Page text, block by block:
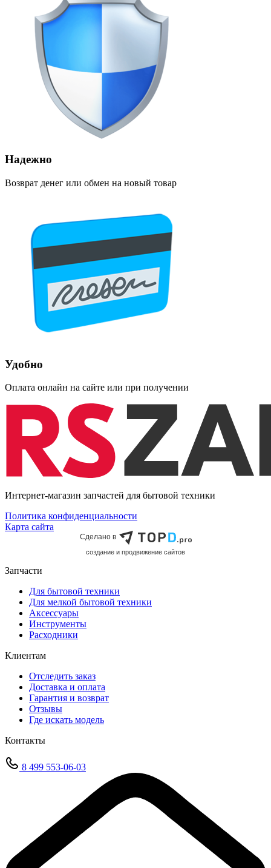
Надежно
Возврат денег или обмен на новый товар
Удобно
Оплата онлайн на сайте или при получении
Интернет-магазин запчастей для бытовой техники
Политика конфиденциальности
Карта сайта
Сделано в
cоздание и продвижение сайтов
Запчасти
Для бытовой техники
Для мелкой бытовой техники
Аксессуары
Инструменты
Расходники
Клиентам
Отследить заказ
Доставка и оплата
Гарантия и возврат
Отзывы
Где искать модель
Контакты
8 499 553-06-03